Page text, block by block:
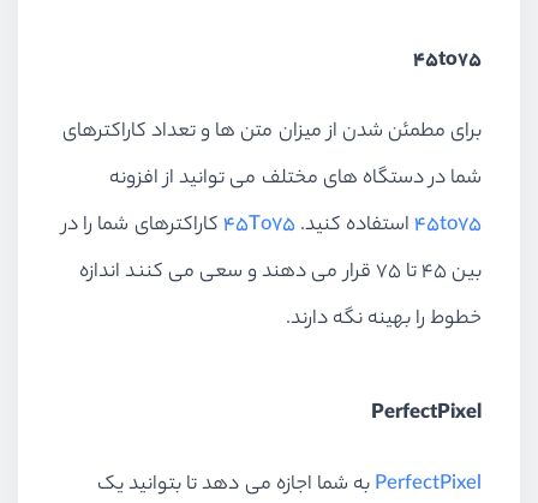
45to75
برای مطمئن شدن از میزان متن ها و تعداد کاراکترهای
شما در دستگاه های مختلف می توانید از افزونه
45to75استفاده کنید. 45To75کاراکترهای شما را در
بین ۴۵ تا ۷۵ قرار می دهند و سعی می کنند اندازه
خطوط را بهینه نگه دارند.
PerfectPixel
PerfectPixelبه شما اجازه می دهد تا بتوانید یک